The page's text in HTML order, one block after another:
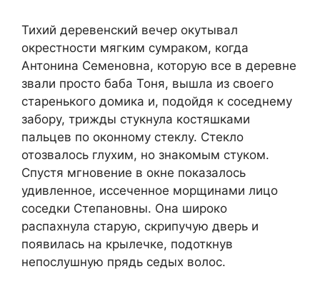
Тихий деревенский вечер окутывал
окрестности мягким сумраком, когда
Антонина Семеновна, которую все в деревне
звали просто баба Тоня, вышла из своего
старенького домика и, подойдя к соседнему
забору, трижды стукнула костяшками
пальцев по оконному стеклу. Стекло
отозвалось глухим, но знакомым стуком.
Спустя мгновение в окне показалось
удивленное, иссеченное морщинами лицо
соседки Степановны. Она широко
распахнула старую, скрипучую дверь и
появилась на крылечке, подоткнув
непослушную прядь седых волос.